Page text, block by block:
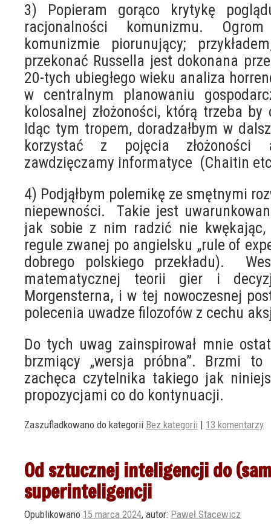
3) Popieram gorąco krytykę
racjonalności komunizmu.
komunizmie piorunujący;
przekonać Russella jest dokonana
20-tych ubiegłego wieku analiza
w centralnym planowaniu
kolosalnej złożoności, którą trzeba
Idąc tym tropem, doradzałbym w
korzystać z pojęcia złożoności
zawdzięczamy informatyce (Chaitin
4) Podjąłbym polemikę ze smętnymi
niepewności. Takie jest
jak sobie z nim radzić nie kwękając,
regule zwanej po angielsku „rule of
dobrego polskiego przekładu).
matematycznej teorii gier i
Morgensterna, i w tej nowoczesnej
polecenia uwadze filozofów z cechu
Do tych uwag zainspirował mnie
brzmiący „wersja próbna”. Brzmi
zachęca czytelnika takiego jak
propozycjami co do kontynuacji.
Zaszufladkowano do kategorii Bez kategorii | 13 komentarzy
Od sztucznej inteligencji do
superinteligencji
Opublikowano 15 marca 2024, autor: Paweł Stacewicz